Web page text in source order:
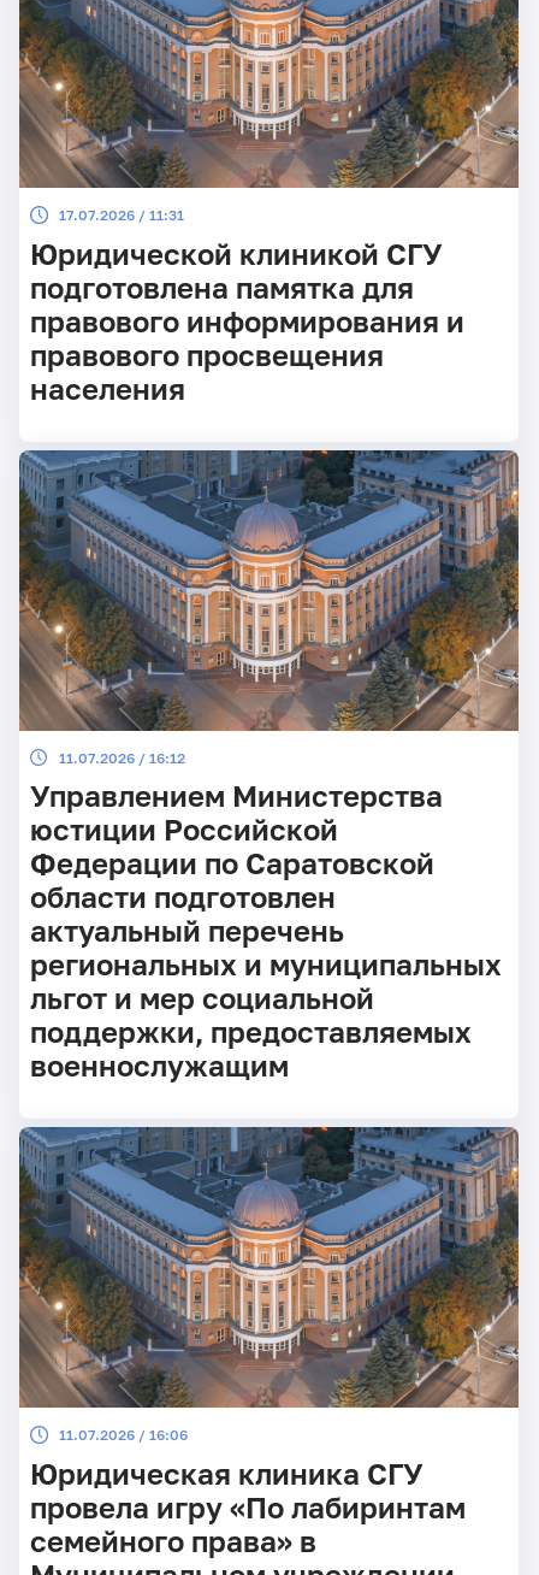
17.07.2026 / 11:31
Юридической клиникой СГУ
подготовлена памятка для
правового информирования и
правового просвещения
населения
11.07.2026 / 16:12
Управлением Министерства
юстиции Российской
Федерации по Саратовской
области подготовлен
актуальный перечень
региональных и муниципальных
льгот и мер социальной
поддержки, предоставляемых
военнослужащим
11.07.2026 / 16:06
Юридическая клиника СГУ
провела игру «По лабиринтам
семейного права» в